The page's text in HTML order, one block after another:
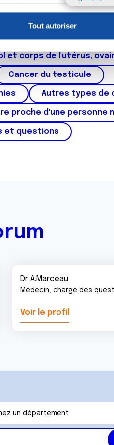
la déclaration sur les cookies.
avec d'autres informations que
Tout autoriser
sein Cancer de la
et corps de l'utérus,
Cancer du testicule
Autres types de
proche d'une personne
et questions
Dr A.Marceau
Médecin, chargé des
Voir le profil